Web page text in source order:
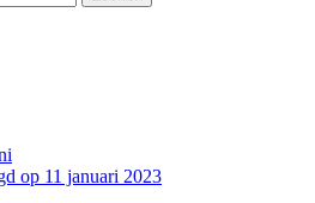
op 11 januari 2023